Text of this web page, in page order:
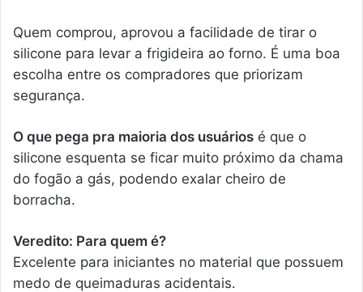
Quem comprou, aprovou a facilidade de tirar o
silicone para levar a frigideira ao forno. É uma boa
escolha entre os compradores que priorizam
segurança.
O que pega pra maioria dos usuários é que o
silicone esquenta se ficar muito próximo da chama
do fogão a gás, podendo exalar cheiro de
borracha.
Veredito: Para quem é?
Excelente para iniciantes no material que possuem
medo de queimaduras acidentais.